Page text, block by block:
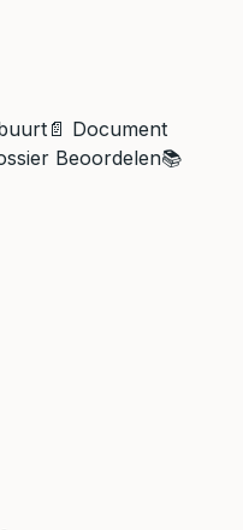
📄 Document
Beoordelen📚